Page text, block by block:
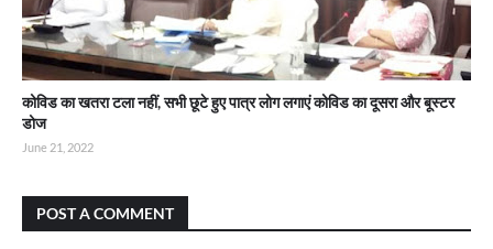
कोविड का खतरा टला नहीं, सभी छूटे हुए पात्र लोग लगाएं कोविड का दूसरा और बूस्टर
डोज
June 21, 2022
POST A COMMENT